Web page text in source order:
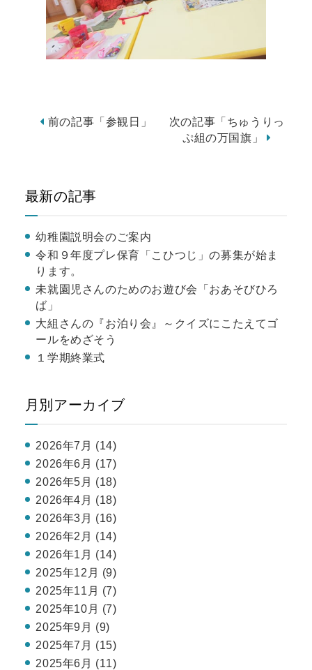
前の記事「参観日」
次の記事「ちゅうりっ
ぷ組の万国旗」
最新の記事
幼稚園説明会のご案内
令和９年度プレ保育「こひつじ」の募集が始ま
ります。
未就園児さんのためのお遊び会「おあそびひろ
ば」
大組さんの『お泊り会』～クイズにこたえてゴ
ールをめざそう
１学期終業式
月別アーカイブ
2026年7月 (14)
2026年6月 (17)
2026年5月 (18)
2026年4月 (18)
2026年3月 (16)
2026年2月 (14)
2026年1月 (14)
2025年12月 (9)
2025年11月 (7)
2025年10月 (7)
2025年9月 (9)
2025年7月 (15)
2025年6月 (11)